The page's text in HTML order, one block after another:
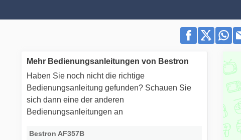
Mehr Bedienungsanleitungen von Bestron
Haben Sie noch nicht die richtige
Bedienungsanleitung gefunden? Schauen Sie
sich dann eine der anderen
Bedienungsanleitungen an
Bestron AF357B